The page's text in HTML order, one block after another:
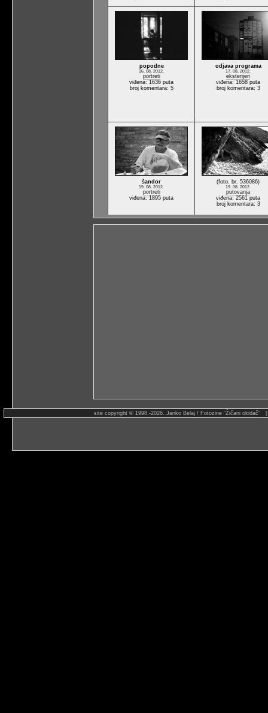
popodne
16. 08. 2012.
portreti
viđena: 1636 puta
broj komentara: 5
odjava programa
17. 08. 2012.
eksterijeri
viđena: 1658 puta
broj komentara: 3
šandor
19. 08. 2012.
portreti
viđena: 1895 puta
(foto. br. 536086)
19. 08. 2012.
putovanja
viđena: 2561 puta
broj komentara: 3
site copyright © 1998.-2026. Janko Belaj / Fotozine "Žičani okidač"